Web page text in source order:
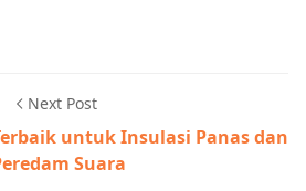
Next Post
untuk Insulasi Panas dan
Suara